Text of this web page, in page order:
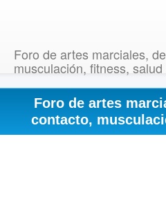
Foro de artes marciales,
musculación, fitness, salud
Foro de artes
contacto,